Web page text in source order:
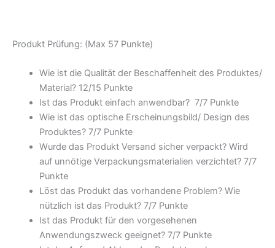
Produkt Prüfung: (Max 57 Punkte)
Wie ist die Qualität der Beschaffenheit des Produktes/
Material? 12/15 Punkte
Ist das Produkt einfach anwendbar? 7/7 Punkte
Wie ist das optische Erscheinungsbild/ Design des
Produktes? 7/7 Punkte
Wurde das Produkt Versand sicher verpackt? Wird
auf unnötige Verpackungsmaterialien verzichtet? 7/7
Punkte
Löst das Produkt das vorhandene Problem? Wie
nützlich ist das Produkt? 7/7 Punkte
Ist das Produkt für den vorgesehenen
Anwendungszweck geeignet? 7/7 Punkte